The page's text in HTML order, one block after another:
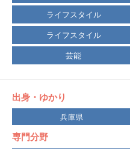
ライフスタイル
ライフスタイル
芸能
出身・ゆかり
兵庫県
専門分野